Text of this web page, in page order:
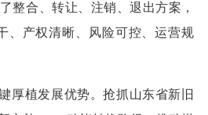
整合、转让、注销、退出方案，
、产权清晰、风险可控、运营规
厚植发展优势。抢抓山东省新旧